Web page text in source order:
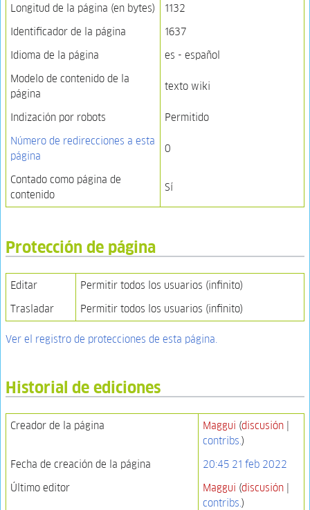
Longitud de la página (en bytes)
1132
Identificador de la página
1637
Idioma de la página
es - español
Modelo de contenido de la
página
texto wiki
Indización por robots
Permitido
Número de redirecciones a esta
página
0
Contado como página de
contenido
Sí
Protección de página
Editar
Permitir todos los usuarios (infinito)
Trasladar
Permitir todos los usuarios (infinito)
Ver el registro de protecciones de esta página.
Historial de ediciones
Creador de la página Maggui (discusión|
contribs. )
Fecha de creación de la página
20:45 21 feb 2022
Último editor
Maggui (discusión|
contribs. )